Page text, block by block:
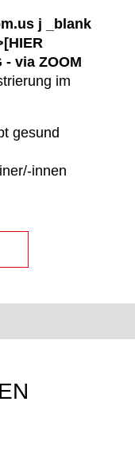
j _blank
- via ZOOM
im
gesund
innen